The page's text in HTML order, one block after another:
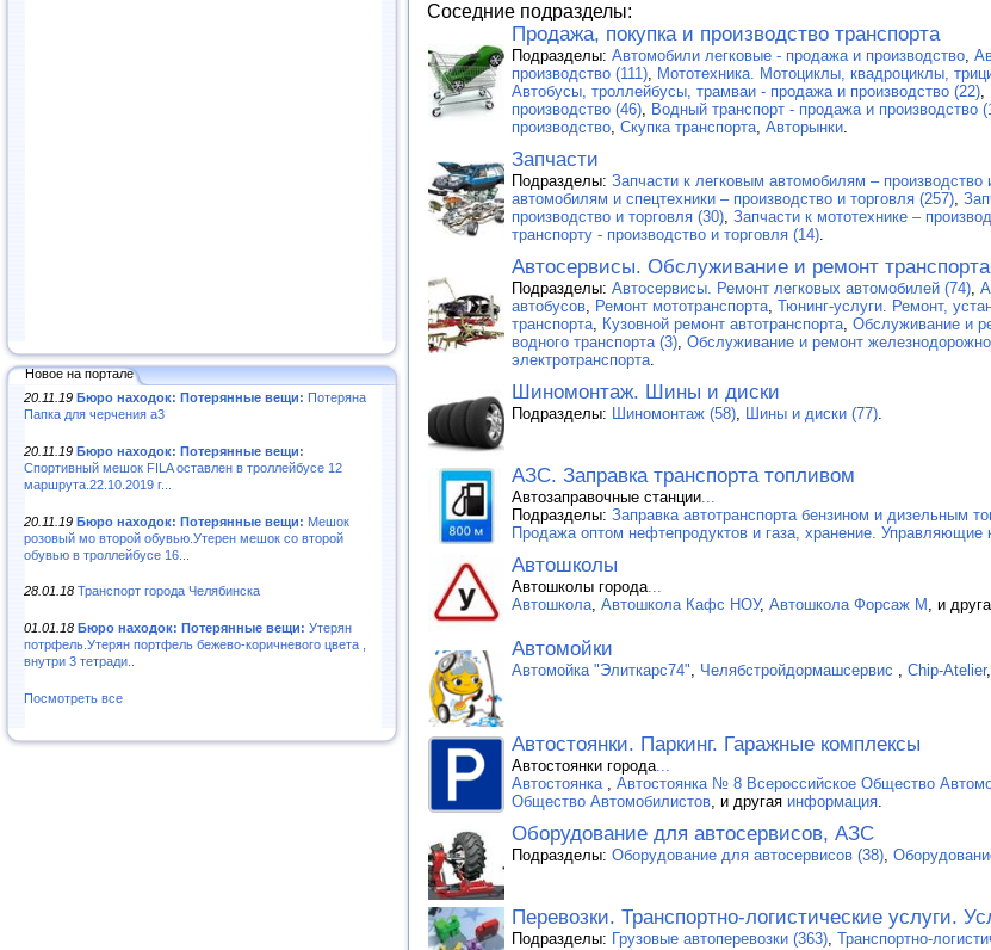
Новое на портале
20.11.19 Бюро находок: Потерянные вещи: Потеряна
Папка для черчения а3
20.11.19 Бюро находок: Потерянные вещи:
Спортивный мешок FILA оставлен в троллейбусе 12
маршрута.22.10.2019 г...
20.11.19 Бюро находок: Потерянные вещи: Мешок
розовый мо второй обувью.Утерен мешок со второй
обувью в троллейбусе 16...
28.01.18 Транспорт города Челябинска
01.01.18 Бюро находок: Потерянные вещи: Утерян
потрфель.Утерян портфель бежево-коричневого цвета ,
внутри 3 тетради..
Посмотреть все
Соседние подразделы:
Продажа, покупка и производство транспорта
Подразделы: Автомобили легковые - продажа и производство,
производство (111), Мототехника. Мотоциклы, квадроциклы,
Автобусы, троллейбусы, трамваи - продажа и производство (22),
производство (46), Водный транспорт - продажа и производство
производство, Скупка транспорта, Авторынки.
Запчасти
Подразделы: Запчасти к легковым автомобилям – производство
автомобилям и спецтехники – производство и торговля (257),
производство и торговля (30), Запчасти к мототехнике –
транспорту - производство и торговля (14).
Автосервисы. Обслуживание и ремонт
Подразделы: Автосервисы. Ремонт легковых автомобилей (74),
автобусов, Ремонт мототранспорта, Тюнинг-услуги. Ремонт,
транспорта, Кузовной ремонт автотранспорта, Обслуживание и
водного транспорта (3), Обслуживание и ремонт
электротранспорта.
Шиномонтаж. Шины и диски
Подразделы: Шиномонтаж (58), Шины и диски (77).
АЗС. Заправка транспорта топливом
Автозаправочные станции...
Подразделы: Заправка автотранспорта бензином и дизельным
Продажа оптом нефтепродуктов и газа, хранение. Управляющие
Автошколы
Автошколы города...
Автошкола, Автошкола Кафс НОУ, Автошкола Форсаж М , и
Автомойки
Автомойка "Элиткарс74", Челябстройдормашсервис , Chip-Atelier
Автостоянки. Паркинг. Гаражные комплексы
Автостоянки города...
Автостоянка , Автостоянка № 8 Всероссийское Общество
Общество Автомобилистов, и другая информация.
Оборудование для автосервисов, АЗС
Подразделы: Оборудование для автосервисов (38),
Перевозки. Транспортно-логистические услуги.
Подразделы: Грузовые автоперевозки (363), Транспортно-